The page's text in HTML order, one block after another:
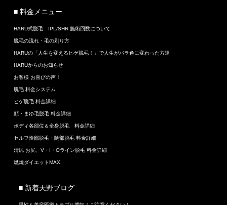
■ 料金メニュー
HARU式脱毛 IPL/SHR 施術回数について
脱毛の流れ・毛の剃り方
HARUの「人生を変えるヒゲ脱毛！」で人生がバラ色に変わった方達
HARUからのお知らせ
お客様 お喜びの声！
脱毛 料金システム
ヒゲ脱毛 料金詳細
顔・まゆ毛脱毛 料金詳細
ボディ各部位＆全身脱毛 料金詳細
セルフ陰部脱毛・陰部脱毛 料金詳細
清尻 お尻、V・I・Oライン脱毛 料金詳細
燃焼ダイエットMAX
■ 新着天野ブログ